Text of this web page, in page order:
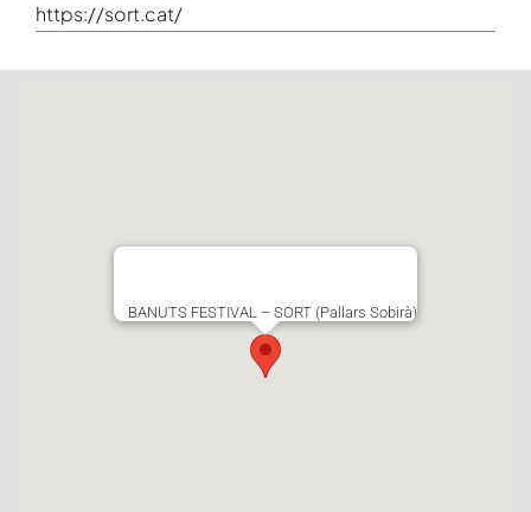
https://sort.cat/
BANUTS FESTIVAL – SORT (Pallars Sobirà)